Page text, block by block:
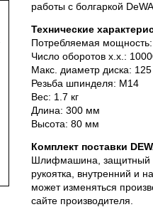
работы с болгаркой
Технические
Потребляемая
Число оборотов х.х.:
Макс. диаметр диска:
Резьба шпинделя: M14
Вес: 1.7 кг
Длина: 300 мм
Высота: 80 мм
Комплект поставки
Шлифмашина, защитный
рукоятка, внутренний и
может изменяться
сайте производителя.